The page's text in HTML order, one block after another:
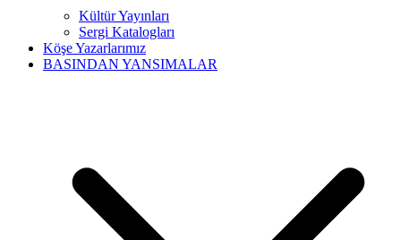
Kültür Yayınları
Sergi Katalogları
Köşe Yazarlarımız
BASINDAN YANSIMALAR